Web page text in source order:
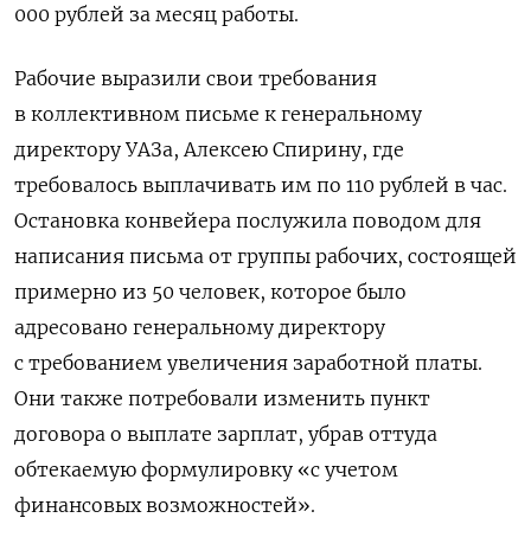
000 рублей за месяц работы.
Рабочие выразили свои требования
в коллективном письме к генеральному
директору УАЗа, Алексею Спирину, где
требовалось выплачивать им по 110 рублей в час.
Остановка конвейера послужила поводом для
написания письма от группы рабочих, состоящей
примерно из 50 человек, которое было
адресовано генеральному директору
с требованием увеличения заработной платы.
Они также потребовали изменить пункт
договора о выплате зарплат, убрав оттуда
обтекаемую формулировку «c учетом
финансовых возможностей».